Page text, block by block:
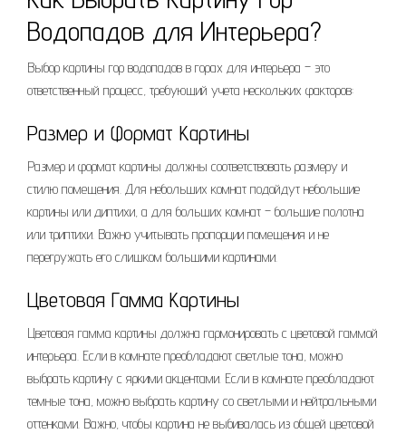
Водопадов для Интерьера?
Выбор картины гор водопадов в горах для интерьера – это
ответственный процесс, требующий учета нескольких факторов:
Размер и Формат Картины
Размер и формат картины должны соответствовать размеру и
стилю помещения. Для небольших комнат подойдут небольшие
картины или диптихи, а для больших комнат – большие полотна
или триптихи. Важно учитывать пропорции помещения и не
перегружать его слишком большими картинами.
Цветовая Гамма Картины
Цветовая гамма картины должна гармонировать с цветовой гаммой
интерьера. Если в комнате преобладают светлые тона, можно
выбрать картину с яркими акцентами. Если в комнате преобладают
темные тона, можно выбрать картину со светлыми и нейтральными
оттенками. Важно, чтобы картина не выбивалась из общей цветовой